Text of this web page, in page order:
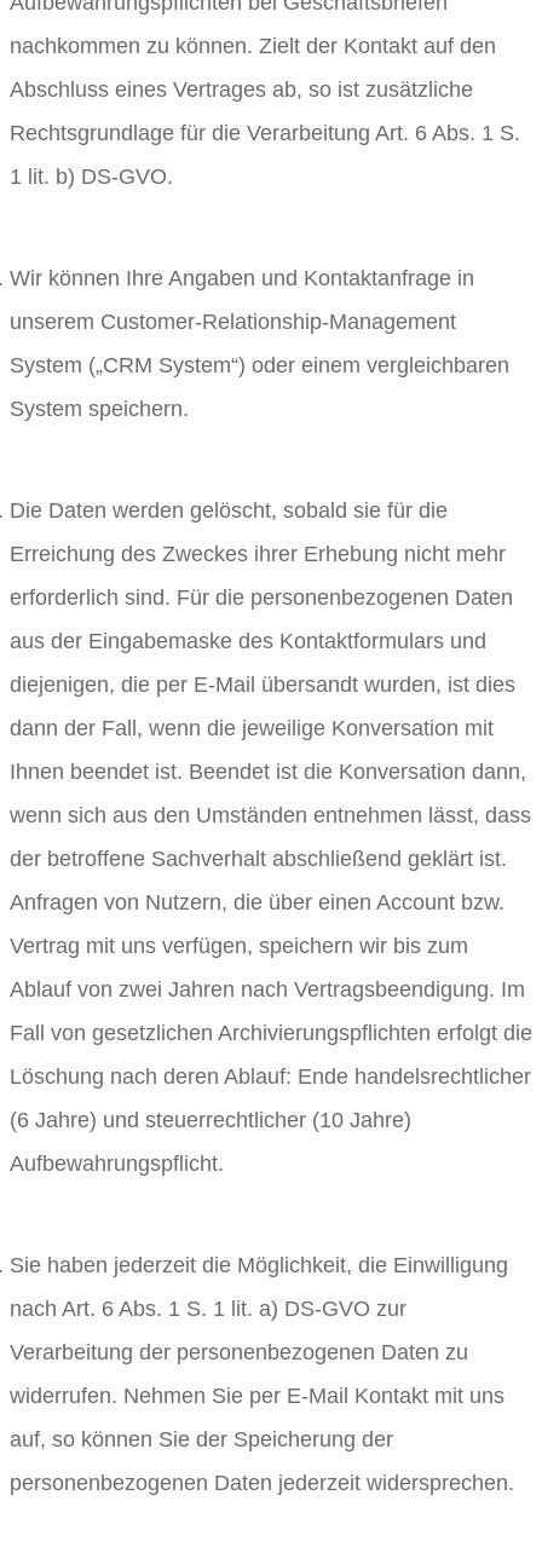
nachkommen zu können. Zielt der Kontakt auf den
Abschluss eines Vertrages ab, so ist zusätzliche
Rechtsgrundlage für die Verarbeitung Art. 6 Abs. 1 S.
1 lit. b) DS-GVO.
Wir können Ihre Angaben und Kontaktanfrage in
unserem Customer-Relationship-Management
System („CRM System“) oder einem vergleichbaren
System speichern.
Die Daten werden gelöscht, sobald sie für die
Erreichung des Zweckes ihrer Erhebung nicht mehr
erforderlich sind. Für die personenbezogenen Daten
aus der Eingabemaske des Kontaktformulars und
diejenigen, die per E-Mail übersandt wurden, ist dies
dann der Fall, wenn die jeweilige Konversation mit
Ihnen beendet ist. Beendet ist die Konversation dann,
wenn sich aus den Umständen entnehmen lässt, dass
der betroffene Sachverhalt abschließend geklärt ist.
Anfragen von Nutzern, die über einen Account bzw.
Vertrag mit uns verfügen, speichern wir bis zum
Ablauf von zwei Jahren nach Vertragsbeendigung. Im
Fall von gesetzlichen Archivierungspflichten erfolgt die
Löschung nach deren Ablauf: Ende handelsrechtlicher
(6 Jahre) und steuerrechtlicher (10 Jahre)
Aufbewahrungspflicht.
Sie haben jederzeit die Möglichkeit, die Einwilligung
nach Art. 6 Abs. 1 S. 1 lit. a) DS-GVO zur
Verarbeitung der personenbezogenen Daten zu
widerrufen. Nehmen Sie per E-Mail Kontakt mit uns
auf, so können Sie der Speicherung der
personenbezogenen Daten jederzeit widersprechen.